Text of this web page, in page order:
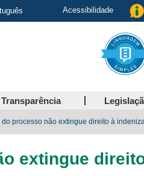
Acessibilidade
Transparência
do processo não extingue direito à
extingue